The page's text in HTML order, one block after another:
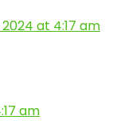
2024 at 4:17 am
am